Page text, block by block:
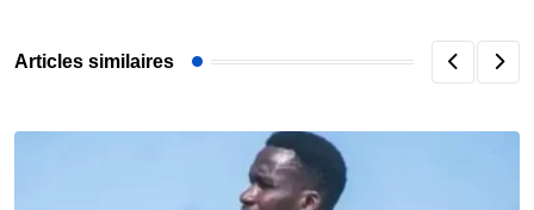
Articles similaires